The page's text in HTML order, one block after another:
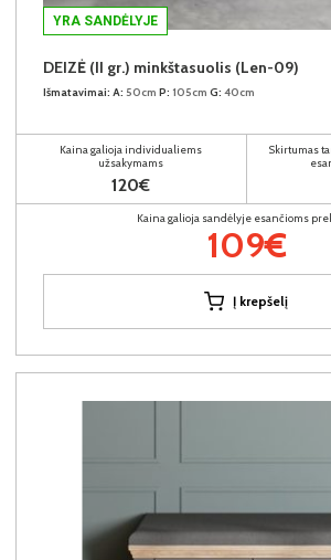
YRA SANDĖLYJE
DEIZĖ (II gr.) minkštasuolis (Len-09)
Išmatavimai: A: 50cm P: 105cm G: 40cm
Kaina galioja individualiems
užsakymams
120€
Skirtumas
Kaina galioja sandėlyje esančioms
109€
Į krepšelį